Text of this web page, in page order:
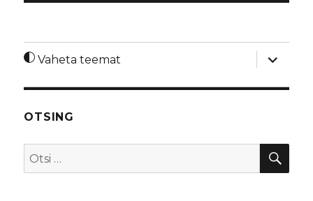
Vaheta teemat
laienda
OTSING
Otsi: